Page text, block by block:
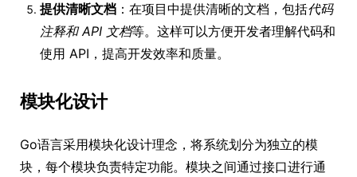
提供清晰文档 ：在项目中提供清晰的文档，包括代码
注释和 API 文档等。这样可以方便开发者理解代码和
使用 API，提高开发效率和质量。
模块化设计
Go语言采用模块化设计理念，将系统划分为独立的模
块，每个模块负责特定功能。模块之间通过接口进行通